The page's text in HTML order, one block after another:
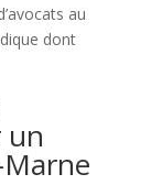
au
dont
un